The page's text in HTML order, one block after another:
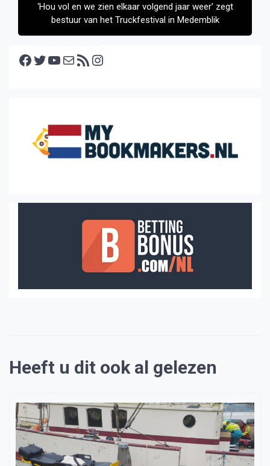
‘Hou vol en we zien elkaar volgend jaar weer’ zegt
bestuur van het Truckfestival in Medemblik
Facebook Twitter YouTube E-mail RSS feed
Heeft u dit ook al gelezen